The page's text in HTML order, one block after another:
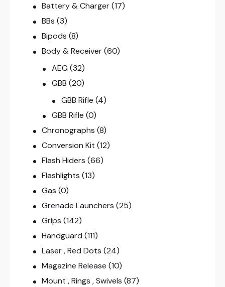
Battery & Charger (17)
BBs (3)
Bipods (8)
Body & Receiver (60)
AEG (32)
GBB (20)
GBB Rifle (4)
GBB Rifle (0)
Chronographs (8)
Conversion Kit (12)
Flash Hiders (66)
Flashlights (13)
Gas (0)
Grenade Launchers (25)
Grips (142)
Handguard (111)
Laser , Red Dots (24)
Magazine Release (10)
Mount , Rings , Swivels (87)